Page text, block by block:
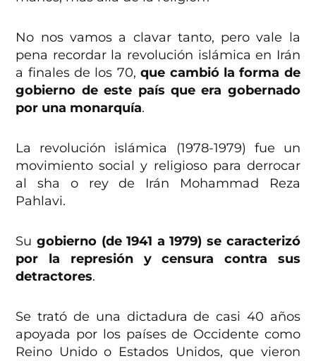
No nos vamos a clavar tanto, pero vale la
pena recordar la revolución islámica en Irán
a finales de los 70,que cambió la forma de
gobierno de este país que era gobernado
por una monarquía.
La revolución islámica (1978-1979) fue un
movimiento social y religioso para derrocar
al sha o rey de Irán Mohammad Reza
Pahlavi.
Sugobierno (de 1941 a 1979) se caracterizó
por la represión y censura contra sus
detractores.
Se trató de una dictadura de casi 40 años
apoyada por los países de Occidente como
Reino Unido o Estados Unidos, que vieron